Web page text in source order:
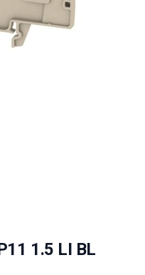
1.5 LI BL